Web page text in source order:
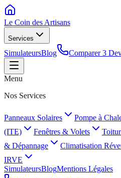
Le Coin des Artisans
Services
SimulateursBlog Comparer 3
Menu
Nos Services
Panneaux Solaires Pompe à
(ITE)
Fenêtres & Volets
& Dépannage
Climatisation
IRVE
SimulateursBlogMentions Légales